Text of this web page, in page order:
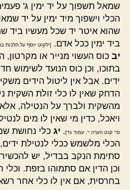
שמאל תשפוך על יד ימין ג'
הכלי וישפוך מיד ימין על יד
שהוא איטר יד שכל מעשיו ביד
ביד ימין ככל אדם.
[ילקוט יוסף על הלכות
יב כוס העשוי מנייר או מקרטון,
בתוכו, וכן כוס הנועד לשימוש
ידים. אבל אין ליטול הידים
הדחק שאין לו כלי זולת השקית
מהשקית ולברך על הנטילה, אלא
ויאכל, כדין מי שאין לו מים
סי' קנט הערה י', עמוד נד]. יג כלי נחושת
הכלי מלשמש ככלי לנטילת ידים,
סתימת הנקב בבדיל, יש
וכן הדין אם סתמוהו בזפת.
בחרסית, אם אין לו כלי אחר